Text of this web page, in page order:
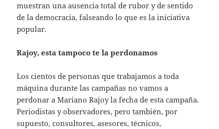
muestran una ausencia total de rubor y de sentido
de la democracia, falseando lo que es la iniciativa
popular.
Rajoy, esta tampoco te la perdonamos
Los cientos de personas que trabajamos a toda
máquina durante las campañas no vamos a
perdonar a Mariano Rajoy la fecha de esta campaña.
Periodistas y observadores, pero también, por
supuesto, consultores, asesores, técnicos,